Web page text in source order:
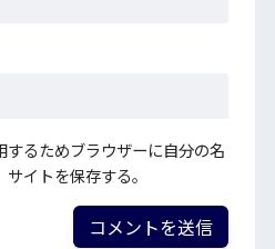
るためブラウザーに自分の名
イトを保存する。